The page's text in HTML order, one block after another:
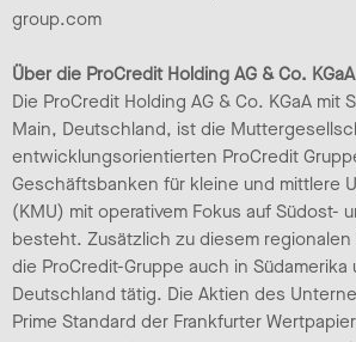
group.com
Über die ProCredit Holding AG & Co. KGaA
Die ProCredit Holding AG & Co. KGaA mit
Main, Deutschland, ist die
entwicklungsorientierten ProCredit
Geschäftsbanken für kleine und mittlere
(KMU) mit operativem Fokus auf Südost-
besteht. Zusätzlich zu diesem
die ProCredit-Gruppe auch in Südamerika
Deutschland tätig. Die Aktien des
Prime Standard der Frankfurter